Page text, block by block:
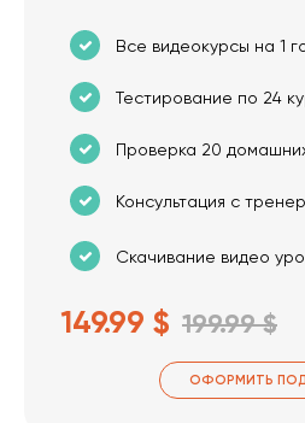
Все видеокурсы на 1
Тестирование по 24
Проверка 20
Консультация с
Скачивание видео
149.99 $ 199.99 $
ОФОРМИТЬ